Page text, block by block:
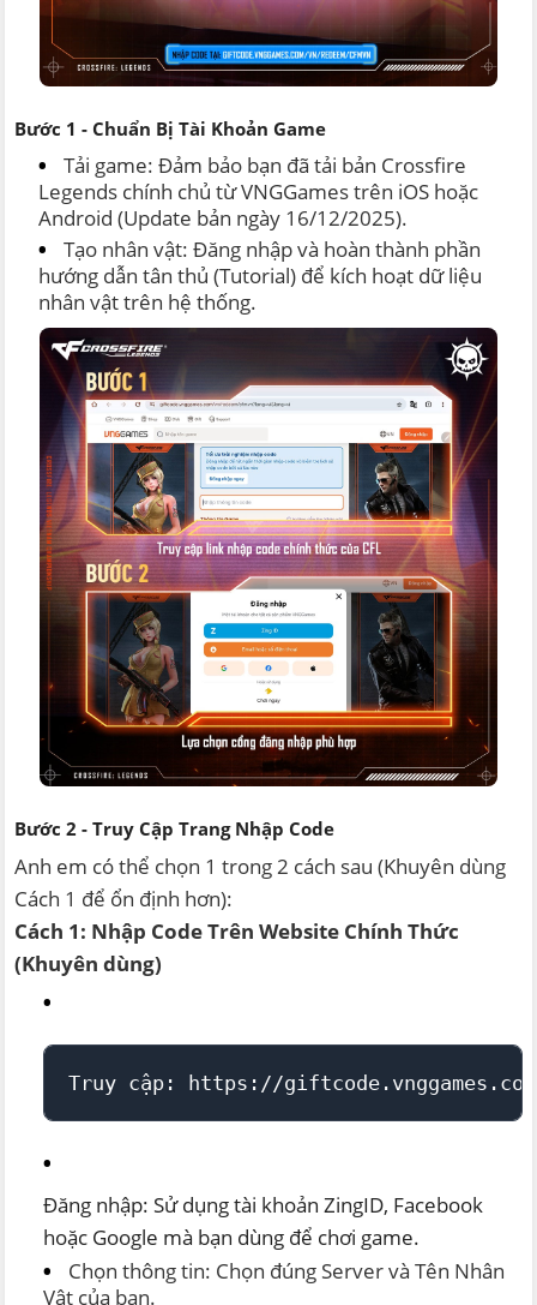
Bước 1 - Chuẩn Bị Tài Khoản Game
Tải game: Đảm bảo bạn đã tải bản Crossfire
Legends chính chủ từ VNGGames trên iOS hoặc
Android (Update bản ngày 16/12/2025).
Tạo nhân vật: Đăng nhập và hoàn thành phần
hướng dẫn tân thủ (Tutorial) để kích hoạt dữ liệu
nhân vật trên hệ thống.
Bước 2 - Truy Cập Trang Nhập Code
Anh em có thể chọn 1 trong 2 cách sau (Khuyên dùng
Cách 1 để ổn định hơn):
Cách 1: Nhập Code Trên Website Chính Thức
(Khuyên dùng)
Truy cập: https://
Đăng nhập: Sử dụng tài khoản ZingID, Facebook
hoặc Google mà bạn dùng để chơi game.
Chọn thông tin: Chọn đúng Server và Tên Nhân
Vật của bạn.